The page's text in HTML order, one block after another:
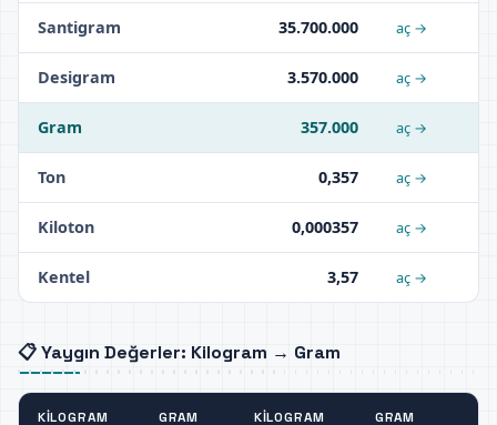
Santigram 35.700.000 aç →
Desigram 3.570.000 aç →
Gram 357.000 aç →
Ton 0,357 aç →
Kiloton 0,000357 aç →
Kentel 3,57 aç →
📋 Yaygın Değerler: Kilogram → Gram
KILOGRAM GRAM KILOGRAM GRAM